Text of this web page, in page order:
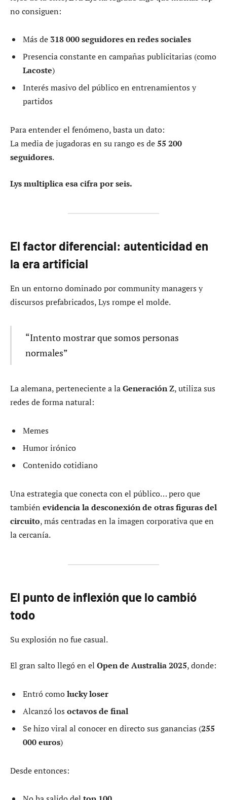
no consiguen:
Más de 318 000 seguidores en redes sociales
Presencia constante en campañas publicitarias (como
Lacoste)
Interés masivo del público en entrenamientos y
partidos
Para entender el fenómeno, basta un dato:
La media de jugadoras en su rango es de55 200
seguidores.
Lys multiplica esa cifra por seis.
El factor diferencial: autenticidad en
la era artificial
En un entorno dominado por community managers y
discursos prefabricados, Lys rompe el molde.
“Intento mostrar que somos personas
normales”
La alemana, perteneciente a laGeneración Z, utiliza sus
redes de forma natural:
Memes
Humor irónico
Contenido cotidiano
Una estrategia que conecta con el público… pero que
también evidencia la desconexión de otras figuras del
circuito, más centradas en la imagen corporativa que en
la cercanía.
El punto de inflexión que lo cambió
todo
Su explosión no fue casual.
El gran salto llegó en el Open de Australia 2025, donde:
Entró comolucky loser
Alcanzó los octavos de final
Se hizo viral al conocer en directo sus ganancias (255
000 euros)
Desde entonces: